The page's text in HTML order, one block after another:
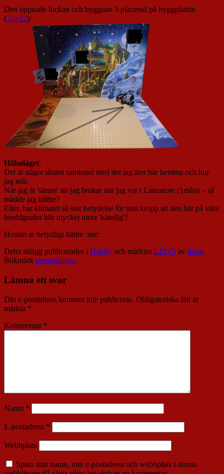
Den öppnade luckan och byggsats 3 placerad på byggplattan
(32×32):
Hälsoläget:
Det är något skumt samband med det jag äter här hemma och hur
jag mår.
När jag åt 'sämre' än jag brukar när jag var i Lanzarote (1mån) – så
mådde jag bättre?
Eller, har klimatet så stor betydelse för min kropp att den här på våra
breddgrader blir mycket mera 'känslig'?
Hostan är betydligt bättre :me:
Detta inlägg publicerades i Hobby och märktes LEGO av nisse.
Bokmärk permalänken.
Lämna ett svar
Din e-postadress kommer inte publiceras. Obligatoriska fält är
märkta *
Kommentar *
Namn *
E-postadress *
Webbplats
Spara mitt namn, min e-postadress och webbplats i denna